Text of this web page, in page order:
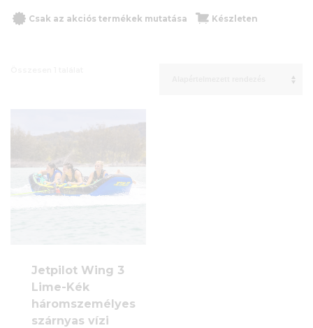
Csak az akciós termékek mutatása Készleten
Jetpilot Wing 3
Lime-Kék
háromszemélyes
szárnyas vízi